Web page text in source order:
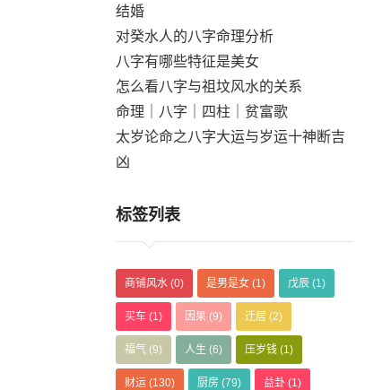
结婚
对癸水人的八字命理分析
八字有哪些特征是美女
怎么看八字与祖坟风水的关系
命理｜八字｜四柱｜贫富歌
太岁论命之八字大运与岁运十神断吉
凶
标签列表
商铺风水 (0) 是男是女 (1) 戊辰 (1)
买车 (1) 因果 (9) 迁居 (2)
福气 (9) 人生 (6) 压岁钱 (1)
财运 (130) 厨房 (79) 益卦 (1)